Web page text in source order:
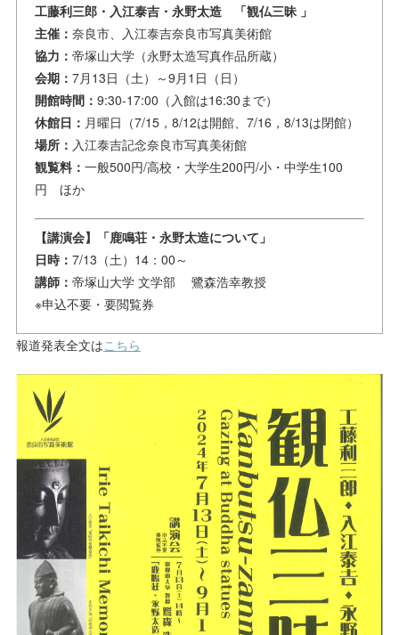
工藤利三郎・入江泰吉・永野太造 「観仏三昧 」
主催： 奈良市、入江泰吉奈良市写真美術館
協力： 帝塚山大学（永野太造写真作品所蔵）
会期： 7月13日（土）～9月1日（日）
開館時間： 9:30-17:00（入館は16:30まで）
休館日： 月曜日（7/15，8/12は開館、7/16，8/13は閉館）
場所： 入江泰吉記念奈良市写真美術館
観覧料： 一般500円/高校・大学生200円/小・中学生100
円 ほか
【講演会】「鹿鳴荘・永野太造について」
日時： 7/13（土）14：00～
講師： 帝塚山大学 文学部 鷺森浩幸教授
※申込不要・要閲覧券
報道発表全文はこちら